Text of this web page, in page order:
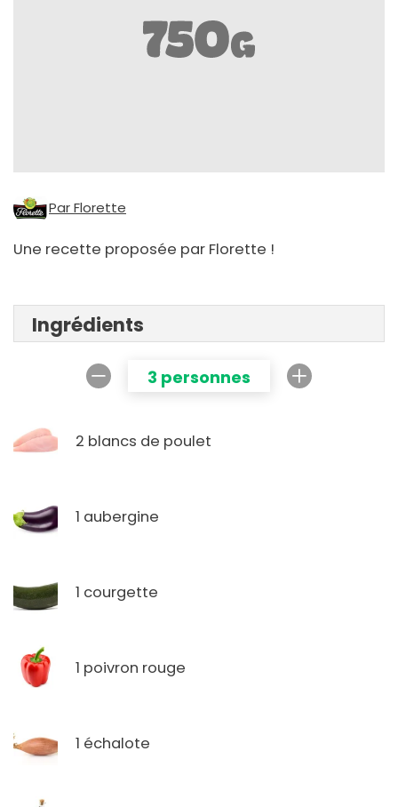
Par Florette
Une recette proposée par Florette !
Ingrédients
3 personnes
2 blancs de poulet
1 aubergine
1 courgette
1 poivron rouge
1 échalote